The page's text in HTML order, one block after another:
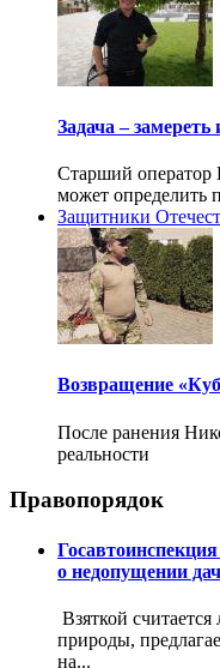
Задача – замереть
Старший оператор
может определить
Защитники
Возвращение
После ранения
реальности
Правопорядок
о недопущении
Взяткой
природы,
на...